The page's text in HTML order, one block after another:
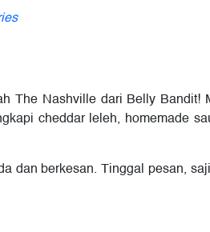
The Nashville dari Belly Bandit!
cheddar leleh, homemade
dan berkesan. Tinggal pesan,